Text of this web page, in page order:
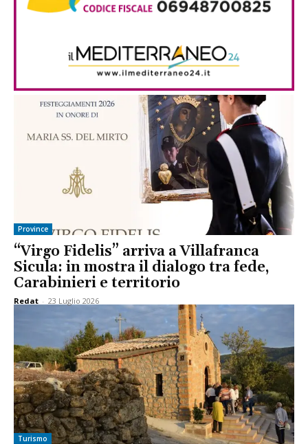
Province
“Virgo Fidelis” arriva a Villafranca
Sicula: in mostra il dialogo tra fede,
Carabinieri e territorio
Redat - 23 Luglio 2026
Turismo